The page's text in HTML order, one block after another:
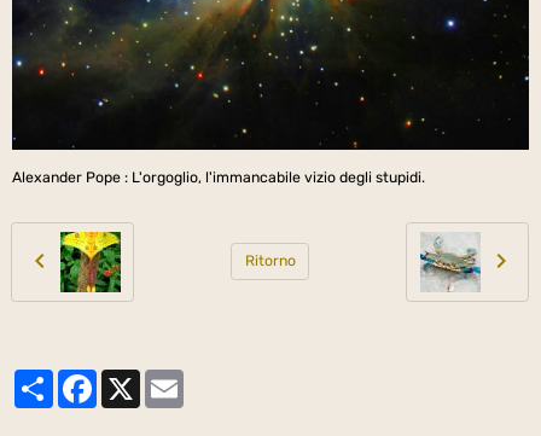
Alexander Pope : L'orgoglio, l'immancabile vizio degli stupidi.
Ritorno
PartagerFacebook